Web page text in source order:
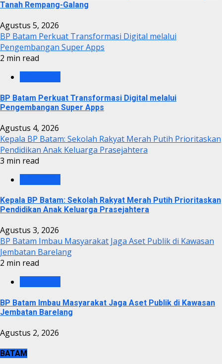
Tanah Rempang-Galang
Agustus 5, 2026
BP Batam Perkuat Transformasi Digital melalui
Pengembangan Super Apps
2 min read
BP Batam Perkuat Transformasi Digital melalui
Pengembangan Super Apps
Agustus 4, 2026
Kepala BP Batam: Sekolah Rakyat Merah Putih Prioritaskan
Pendidikan Anak Keluarga Prasejahtera
3 min read
Kepala BP Batam: Sekolah Rakyat Merah Putih Prioritaskan
Pendidikan Anak Keluarga Prasejahtera
Agustus 3, 2026
BP Batam Imbau Masyarakat Jaga Aset Publik di Kawasan
Jembatan Barelang
2 min read
BP Batam Imbau Masyarakat Jaga Aset Publik di Kawasan
Jembatan Barelang
Agustus 2, 2026
BATAM